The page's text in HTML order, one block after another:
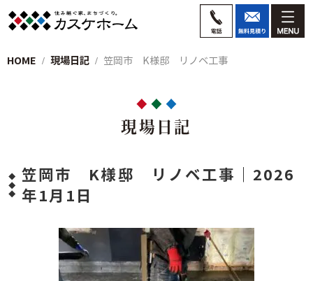
HOME 現場日記 笠岡市 K様邸 リノベ工事
現場日記
笠岡市 K様邸 リノベ工事｜2026
年1月1日